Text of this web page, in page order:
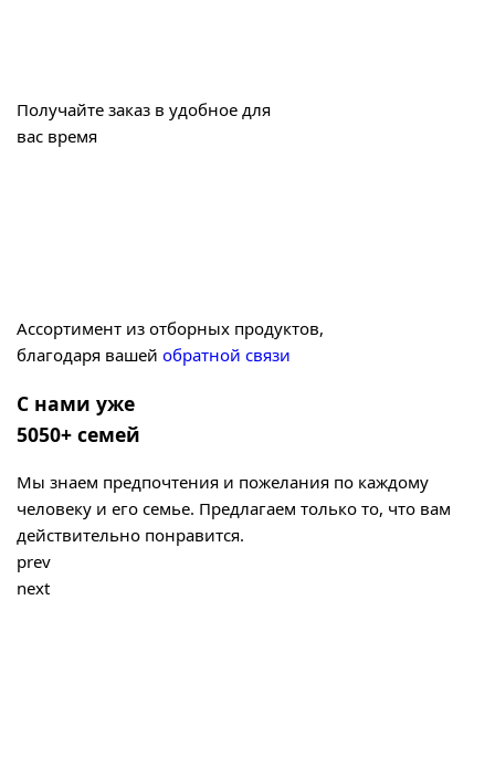
Получайте заказ в удобное для
вас время
Ассортимент из отборных продуктов,
благодаря вашей обратной связи
С нами уже
5050+ семей
Мы знаем предпочтения и пожелания по каждому
человеку и его семье. Предлагаем только то, что вам
действительно понравится.
prev
next